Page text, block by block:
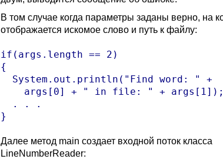
В том случае когда параметры заданы верно, на
отображается искомое слово и путь к файлу:
if(args.length == 2)
{
  System.out.println("Find word: " +
    args[0] + " in file: " + args[1]);
  . . .
}
Далее метод main создает входной поток класса
LineNumberReader: